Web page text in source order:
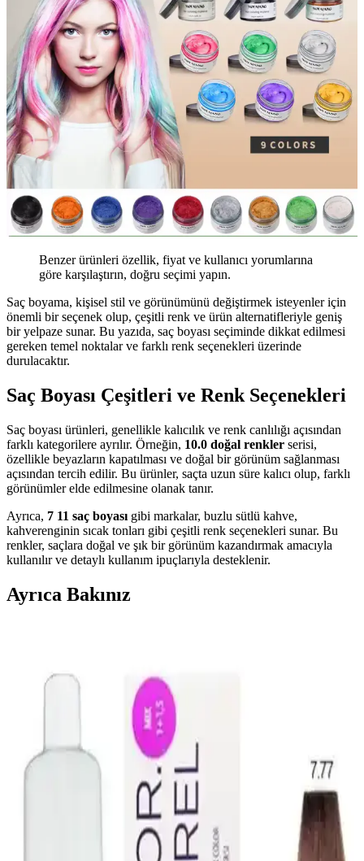
Benzer ürünleri özellik, fiyat ve kullanıcı yorumlarına
göre karşılaştırın, doğru seçimi yapın.
Saç boyama, kişisel stil ve görünümünü değiştirmek isteyenler için
önemli bir seçenek olup, çeşitli renk ve ürün alternatifleriyle geniş
bir yelpaze sunar. Bu yazıda, saç boyası seçiminde dikkat edilmesi
gereken temel noktalar ve farklı renk seçenekleri üzerinde
durulacaktır.
Saç Boyası Çeşitleri ve Renk Seçenekleri
Saç boyası ürünleri, genellikle kalıcılık ve renk canlılığı açısından
farklı kategorilere ayrılır. Örneğin, 10.0 doğal renkler serisi,
özellikle beyazların kapatılması ve doğal bir görünüm sağlanması
açısından tercih edilir. Bu ürünler, saçta uzun süre kalıcı olup, farklı
görünümler elde edilmesine olanak tanır.
Ayrıca, 7 11 saç boyası gibi markalar, buzlu sütlü kahve,
kahverenginin sıcak tonları gibi çeşitli renk seçenekleri sunar. Bu
renkler, saçlara doğal ve şık bir görünüm kazandırmak amacıyla
kullanılır ve detaylı kullanım ipuçlarıyla desteklenir.
Ayrıca Bakınız
Saç boyama seçenekleri, renkler ve uygulama teknikleri hakkında
detaylı bilgiler içerir. Doğru ürün ve renk seçimi ile saçlarınızda
istediğiniz değişikliği yapabilirsiniz.
Saç Boyama Sanatında Renk Paletleri: Çikolata
Kahve ve Kumral Tonlar Analizi
Palette'nin Çikolata Kahve ve Kumral saç boyaları, yoğun
pigmentleriyle doğal ve parlak renkler sağlar, uzun süre dayanır ve
gri saçlara da doğal görünüm kazandırır.